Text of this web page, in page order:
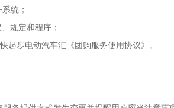
统；
规定和程序；
起步电动汽车汇《团购服务使用协议》。